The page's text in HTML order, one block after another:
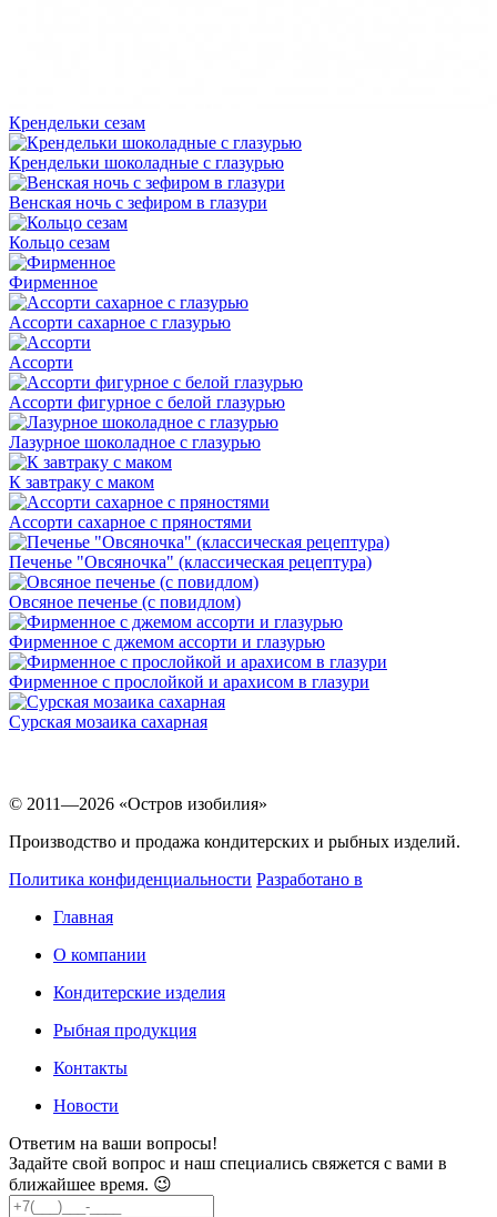
Крендельки сезам
Крендельки шоколадные с глазурью
Венская ночь с зефиром в глазури
Кольцо сезам
Фирменное
Ассорти сахарное с глазурью
Ассорти
Ассорти фигурное с белой глазурью
Лазурное шоколадное с глазурью
К завтраку с маком
Ассорти сахарное с пряностями
Печенье "Овсяночка" (классическая рецептура)
Овсяное печенье (с повидлом)
Фирменное с джемом ассорти и глазурью
Фирменное с прослойкой и арахисом в глазури
Сурская мозаика сахарная
© 2011—2026 «Остров изобилия»
Производство и продажа кондитерских и рыбных изделий.
Политика конфиденциальности Разработано в
Главная
О компании
Кондитерские изделия
Рыбная продукция
Контакты
Новости
Ответим на ваши вопросы!
Задайте свой вопрос и наш специались свяжется с вами в
ближайшее время. 😉